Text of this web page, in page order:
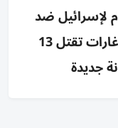
لإسرائيل ضد
حزب الله ويصف لبنان رهينة؛ غارات تقتل 13
جديدة